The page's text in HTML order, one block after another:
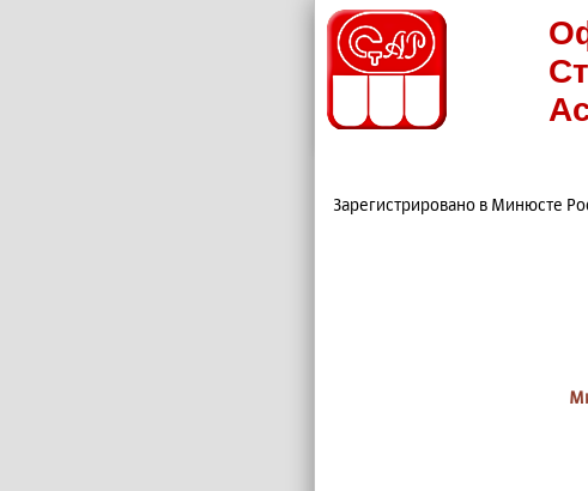
Зарегистрировано в Минюсте